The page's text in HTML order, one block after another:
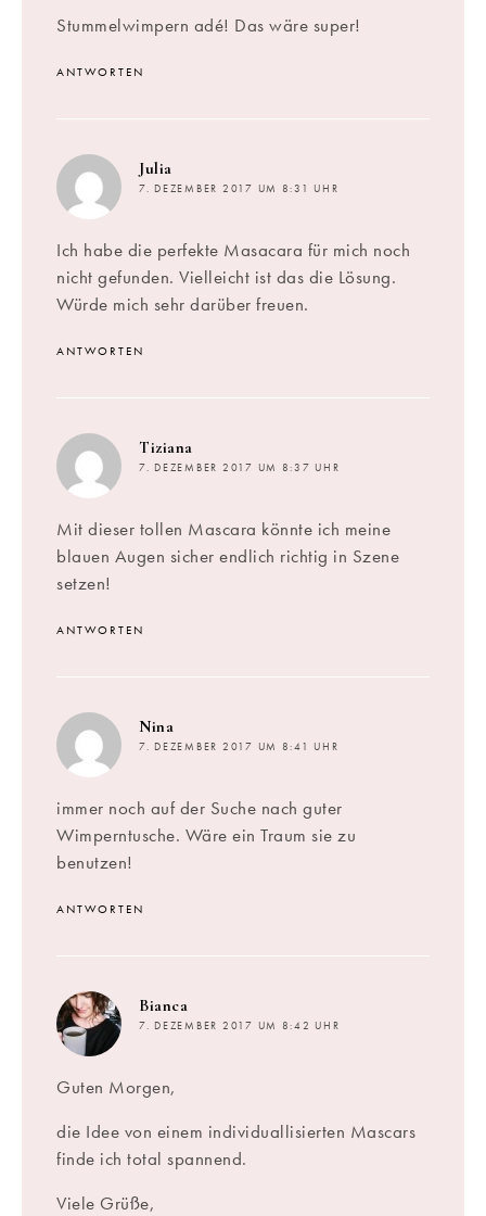
Stummelwimpern adé! Das wäre super!
ANTWORTEN
Julia
7. DEZEMBER 2017 UM 8:31 UHR
Ich habe die perfekte Masacara für mich noch
nicht gefunden. Vielleicht ist das die Lösung.
Würde mich sehr darüber freuen.
ANTWORTEN
Tiziana
7. DEZEMBER 2017 UM 8:37 UHR
Mit dieser tollen Mascara könnte ich meine
blauen Augen sicher endlich richtig in Szene
setzen!
ANTWORTEN
Nina
7. DEZEMBER 2017 UM 8:41 UHR
immer noch auf der Suche nach guter
Wimperntusche. Wäre ein Traum sie zu
benutzen!
ANTWORTEN
Bianca
7. DEZEMBER 2017 UM 8:42 UHR
Guten Morgen,
die Idee von einem individuallisierten Mascars
finde ich total spannend.
Viele Grüße,